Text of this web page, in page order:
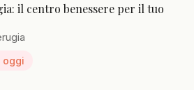
il centro benessere per il tuo
oggi